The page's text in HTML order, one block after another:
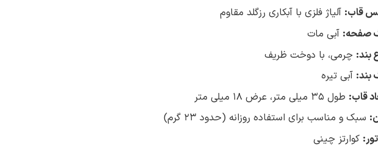
قاب: آلیاژ فلزی با آبکاری رزگلد مقاوم
صفحه: آبی مات
بند: چرمی، با دوخت ظریف
بند: آبی تیره
قاب: طول ۳۵ میلی متر، عرض ۱۸ میلی متر
: سبک و مناسب برای استفاده روزانه (حدود ۲۳ گرم)
: کوارتز چینی